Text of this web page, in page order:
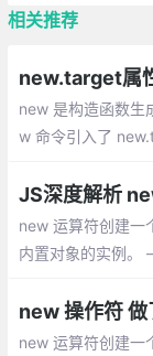
相关推荐
new 是构造函数生
w 命令引入了
中, 如果一个构造
调用的,
JS深度解析
new 运算符创建一
内置对象的实例
new 操作符 做
new 运算符创建一